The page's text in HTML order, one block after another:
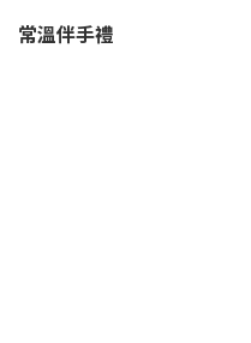
常溫伴手禮